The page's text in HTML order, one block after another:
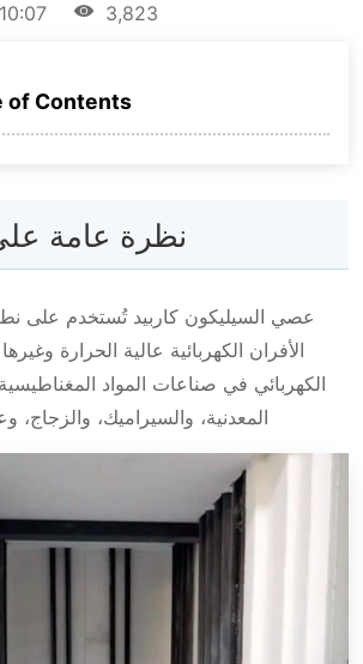
3,823
of Contents
أفران
ذوبان واحتجاز
نظرة عامة
عصي السيليكون كاربيد تُستخدم على
الأفران الكهربائية عالية الحرارة
الكهربائي في صناعات المواد
المعدنية، والسيراميك، والزجاج،